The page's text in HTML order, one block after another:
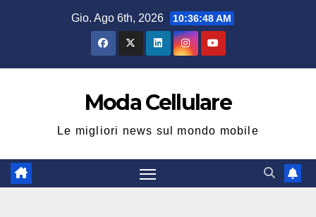
Gio. Ago 6th, 2026 10:36:50 AM
Moda Cellulare
Le migliori news sul mondo mobile